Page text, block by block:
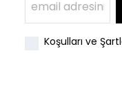
Koşulları ve